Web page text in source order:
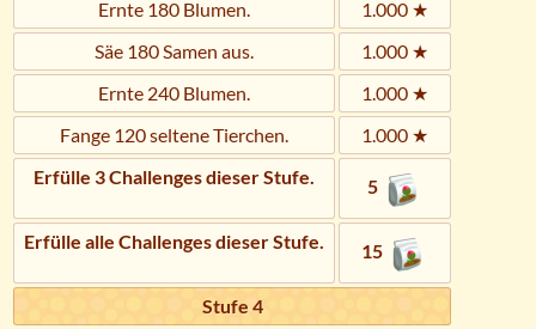
Ernte 180 Blumen.
1.000 ★
Säe 180 Samen aus.
1.000 ★
Ernte 240 Blumen.
1.000 ★
Fange 120 seltene Tierchen.
1.000 ★
Erfülle 3 Challenges dieser Stufe.
5
Erfülle alle Challenges dieser Stufe. 15
Stufe 4